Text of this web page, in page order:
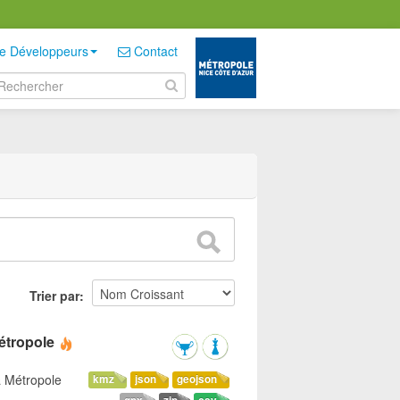
Développeurs Contact
Trier par
geojson
json
kmz
Métropole